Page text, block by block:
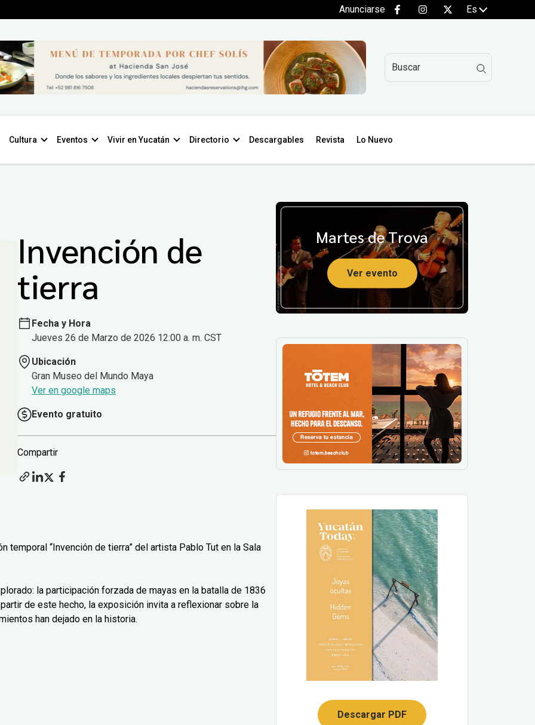
Anunciarse Es
Cultura Eventos Vivir en Yucatán Directorio Descargables Revista Lo Nuevo
Invención de
tierra
Fecha y Hora
Jueves 26 de Marzo de 2026 12:00 a. m. CST
Ubicación
Gran Museo del Mundo Maya
Ver en google maps
Evento gratuito
Compartir
“Invención de tierra” del artista Pablo Tut en la Sala
la participación forzada de mayas en la batalla de 1836
de este hecho, la exposición invita a reflexionar sobre la
han dejado en la historia.
Martes de Trova
Ver evento
Descargar PDF